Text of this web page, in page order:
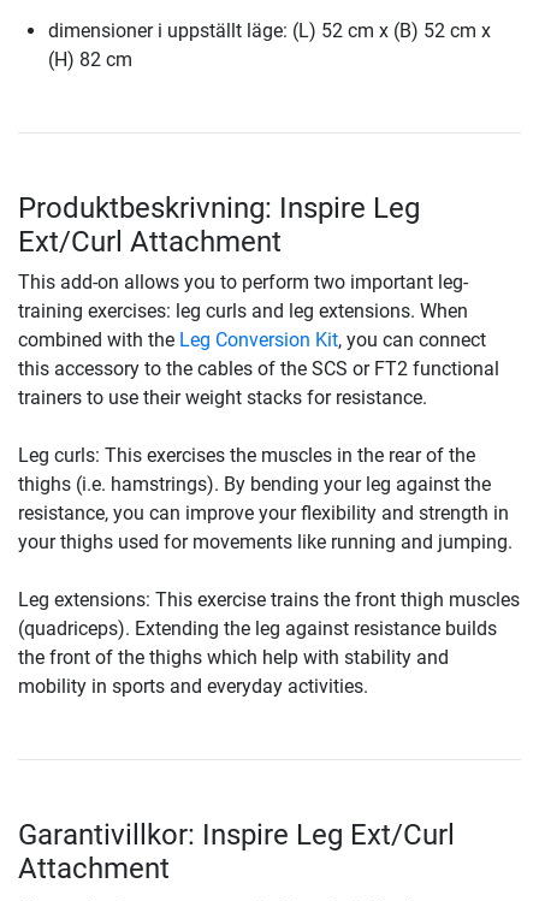
dimensioner i uppställt läge: (L) 52 cm x (B) 52 cm x
(H) 82 cm
Produktbeskrivning: Inspire Leg
Ext/Curl Attachment
This add-on allows you to perform two important leg-
training exercises: leg curls and leg extensions. When
combined with the Leg Conversion Kit, you can connect
this accessory to the cables of the SCS or FT2 functional
trainers to use their weight stacks for resistance.
Leg curls: This exercises the muscles in the rear of the
thighs (i.e. hamstrings). By bending your leg against the
resistance, you can improve your flexibility and strength in
your thighs used for movements like running and jumping.
Leg extensions: This exercise trains the front thigh muscles
(quadriceps). Extending the leg against resistance builds
the front of the thighs which help with stability and
mobility in sports and everyday activities.
Garantivillkor: Inspire Leg Ext/Curl
Attachment